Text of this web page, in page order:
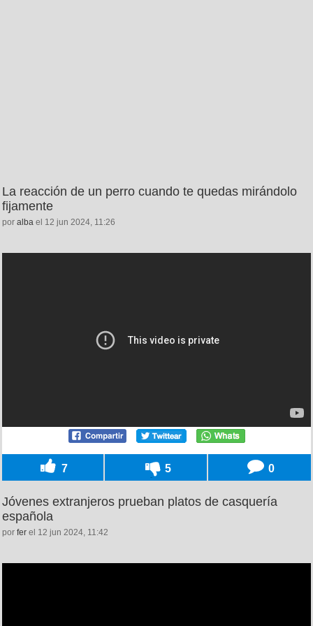
La reacción de un perro cuando te quedas mirándolo
fijamente
por alba el 12 jun 2024, 11:26
7 5 0
Jóvenes extranjeros prueban platos de casquería
española
por fer el 12 jun 2024, 11:42